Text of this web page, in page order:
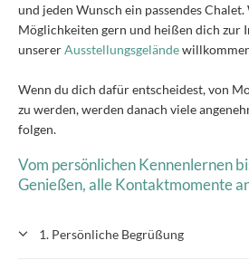
und jeden Wunsch ein passendes
Möglichkeiten gern und heißen dich zur
unsererAusstellungsgelände
Wenn du dich dafür entscheidest, von
zu werden, werden danach viele
folgen.
Vom persönlichen Kennenlernen
Genießen, alle Kontaktmomente
1. Persönliche Begrüßung